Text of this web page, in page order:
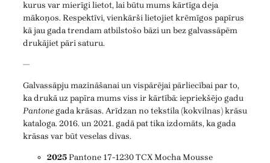
kurus var mierīgi lietot, lai būtu mums kārtīga deja
mākoņos. Respektīvi, vienkārši lietojiet krēmīgos papīrus
kā jau gada trendam atbilstošo bāzi un bez galvassāpēm
drukājiet pāri saturu.
—
Galvassāpju mazināšanai un vispārējai pārliecībai par to,
ka drukā uz papīra mums viss ir kārtībā: iepriekšējo gadu
Pantonegada krāsas. Arīdzan no tekstila (kokvilnas) krāsu
kataloga. 2016. un 2021. gadā pat tika izdomāts, ka gada
krāsas var būt veselas divas.
2025Pantone 17-1230 TCX Mocha Mousse